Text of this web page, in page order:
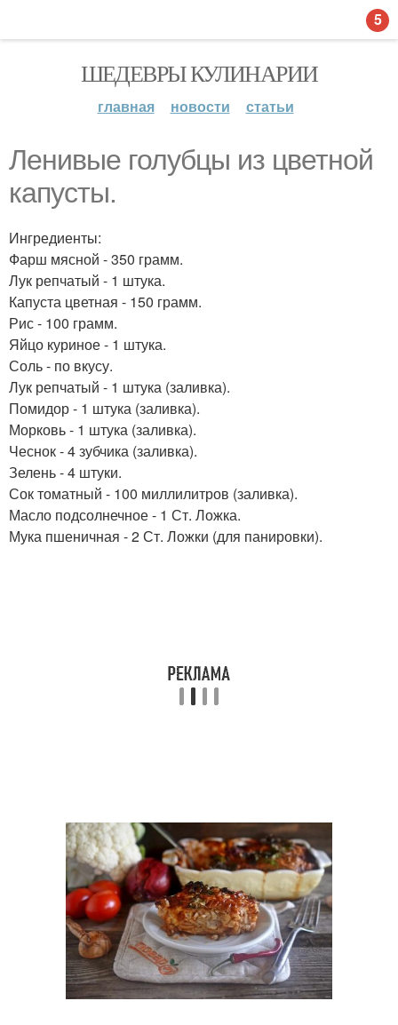
ШЕДЕВРЫ КУЛИНАРИИ
главная новости статьи
Ленивые голубцы из цветной
капусты.
Ингредиенты:
Фарш мясной - 350 грамм.
Лук репчатый - 1 штука.
Капуста цветная - 150 грамм.
Рис - 100 грамм.
Яйцо куриное - 1 штука.
Соль - по вкусу.
Лук репчатый - 1 штука (заливка).
Помидор - 1 штука (заливка).
Морковь - 1 штука (заливка).
Чеснок - 4 зубчика (заливка).
Зелень - 4 штуки.
Сок томатный - 100 миллилитров (заливка).
Масло подсолнечное - 1 Ст. Ложка.
Мука пшеничная - 2 Ст. Ложки (для панировки).
5